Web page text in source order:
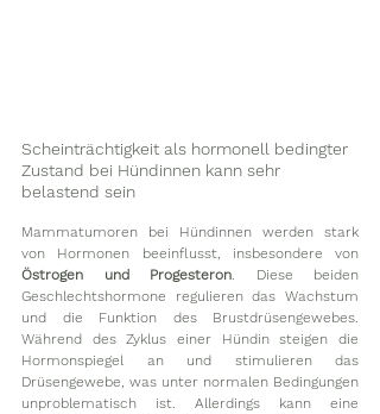
Scheinträchtigkeit als hormonell bedingter
Zustand bei Hündinnen kann sehr
belastend sein
Mammatumoren bei Hündinnen werden stark
Östrogen und Progesteron. Diese beiden
Geschlechtshormone regulieren das Wachstum
und die Funktion des Brustdrüsengewebes.
Während des Zyklus einer Hündin steigen die
Hormonspiegel an und stimulieren das
Drüsengewebe, was unter normalen Bedingungen